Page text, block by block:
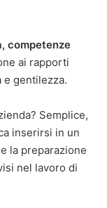
competenze
ai rapporti
e gentilezza.
Semplice,
inserirsi in un
la preparazione
nel lavoro di